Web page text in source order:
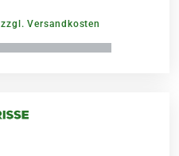
zzgl. Versandkosten